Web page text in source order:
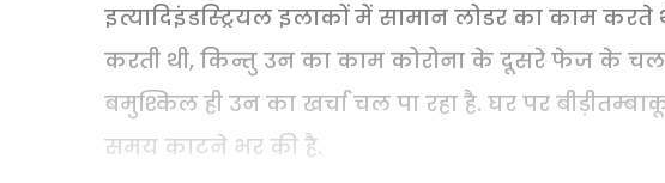
इत्यादिइंडस्ट्रियल इलाकों में सामान लोडर का काम करते
करती थी, किन्तु उन का काम कोरोना के दूसरे फेज के
बमुश्किल ही उन का खर्चा चल पा रहा है. घर पर
समय काटने भर की है.